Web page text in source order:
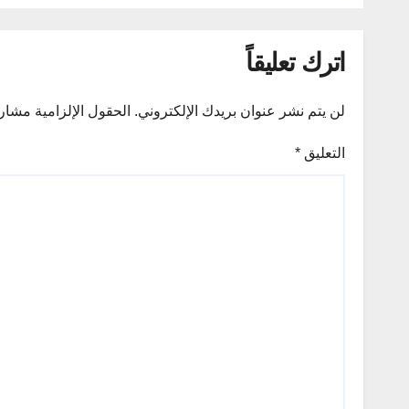
اترك تعليقاً
لن يتم نشر عنوان بريدك الإلكتروني. الحقول الإلزامية مشار
التعليق *